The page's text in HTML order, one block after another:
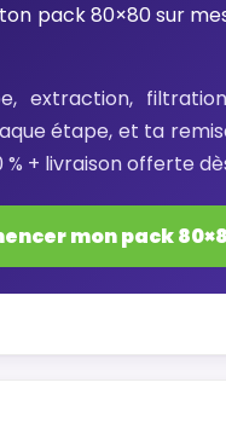
pack 80×80 sur
extraction,
étape, et ta
% + livraison offerte
mon pack